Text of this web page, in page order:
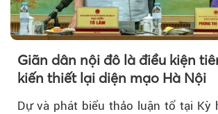
Giãn dân nội đô là điều kiện
kiến thiết lại diện mạo Hà Nội
Dự và phát biểu thảo luận tổ tại Kỳ